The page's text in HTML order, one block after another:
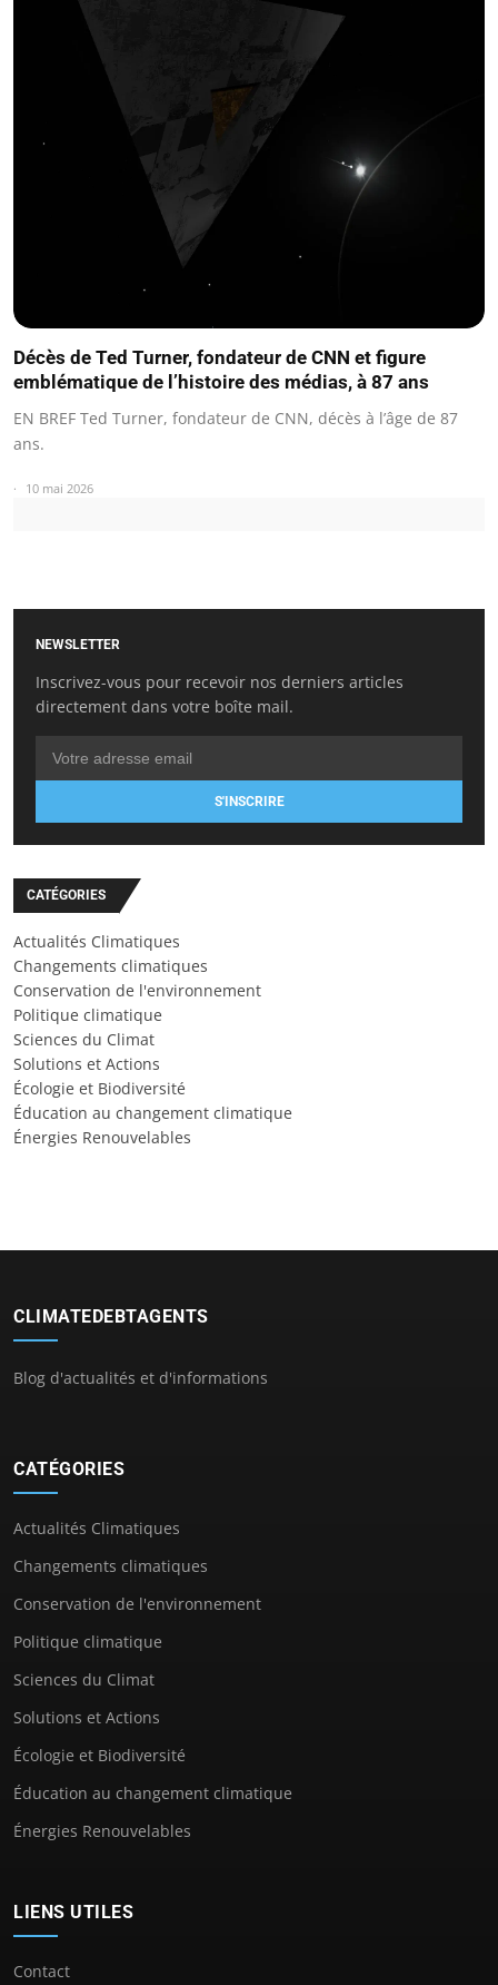
Décès de Ted Turner, fondateur de CNN et figure
emblématique de l’histoire des médias, à 87 ans
EN BREF Ted Turner, fondateur de CNN, décès à l’âge de 87
ans.
10 mai 2026
NEWSLETTER
Inscrivez-vous pour recevoir nos derniers articles
directement dans votre boîte mail.
S'INSCRIRE
CATÉGORIES
Actualités Climatiques
Changements climatiques
Conservation de l'environnement
Politique climatique
Sciences du Climat
Solutions et Actions
Écologie et Biodiversité
Éducation au changement climatique
Énergies Renouvelables
CLIMATEDEBTAGENTS
Blog d'actualités et d'informations
CATÉGORIES
Actualités Climatiques
Changements climatiques
Conservation de l'environnement
Politique climatique
Sciences du Climat
Solutions et Actions
Écologie et Biodiversité
Éducation au changement climatique
Énergies Renouvelables
LIENS UTILES
Contact